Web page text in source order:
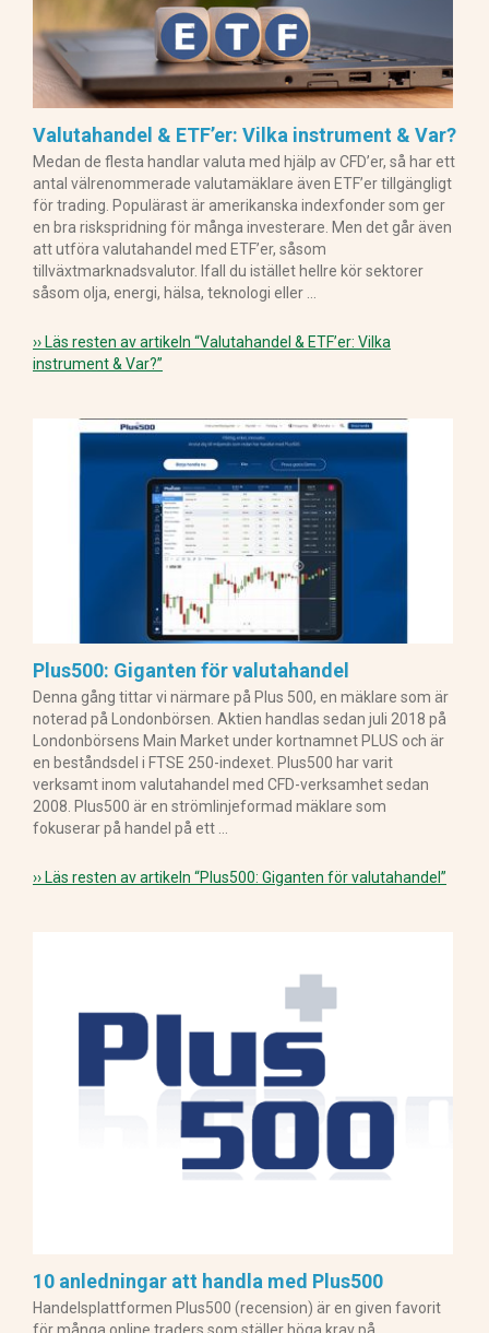
Valutahandel & ETF’er: Vilka instrument & Var?
Medan de flesta handlar valuta med hjälp av CFD’er, så har ett
antal välrenommerade valutamäklare även ETF’er tillgängligt
för trading. Populärast är amerikanska indexfonder som ger
en bra riskspridning för många investerare. Men det går även
att utföra valutahandel med ETF’er, såsom
tillväxtmarknadsvalutor. Ifall du istället hellre kör sektorer
såsom olja, energi, hälsa, teknologi eller …
›› Läs resten av artikeln “Valutahandel & ETF’er: Vilka
instrument & Var?”
Plus500: Giganten för valutahandel
Denna gång tittar vi närmare på Plus 500, en mäklare som är
noterad på Londonbörsen. Aktien handlas sedan juli 2018 på
Londonbörsens Main Market under kortnamnet PLUS och är
en beståndsdel i FTSE 250-indexet. Plus500 har varit
verksamt inom valutahandel med CFD-verksamhet sedan
2008. Plus500 är en strömlinjeformad mäklare som
fokuserar på handel på ett …
›› Läs resten av artikeln “Plus500: Giganten för valutahandel”
10 anledningar att handla med Plus500
Handelsplattformen Plus500 (recension) är en given favorit
för många online traders som ställer höga krav på